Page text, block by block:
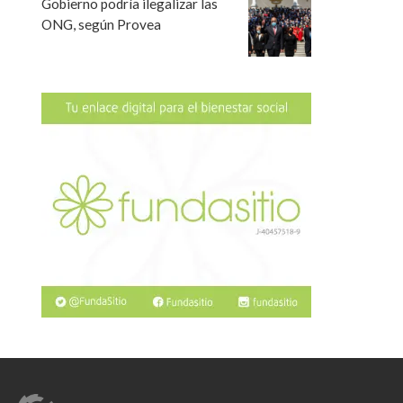
Gobierno podría ilegalizar las
ONG, según Provea